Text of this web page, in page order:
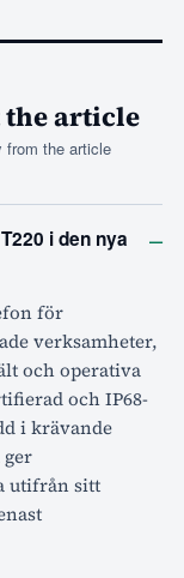
the article
from the article
i den nya
–
för
verksamheter,
och operativa
och IP68-
i krävande
utifrån sitt